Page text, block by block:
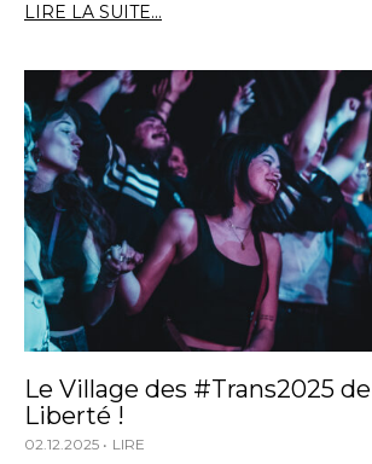
LIRE LA SUITE...
Le Village des #Trans2025
Liberté !
02.12.2025 LIRE